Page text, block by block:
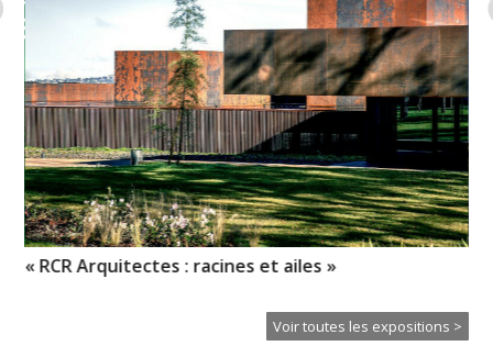
« RCR Arquitectes : racines et ailes »
Voir toutes les expositions >